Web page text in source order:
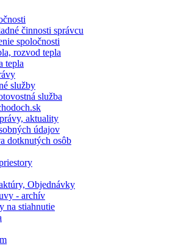
činnosti správcu
spoločnosti
rozvod tepla
tepla
služby
služba
aktuality
údajov
dotknutých osôb
Objednávky
- archív
na stiahnutie